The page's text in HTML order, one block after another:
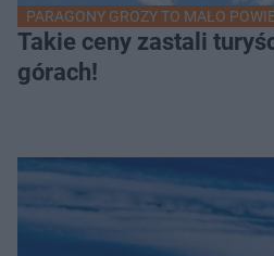
PARAGONY GROZY TO MAŁO
Takie ceny zastali
górach!